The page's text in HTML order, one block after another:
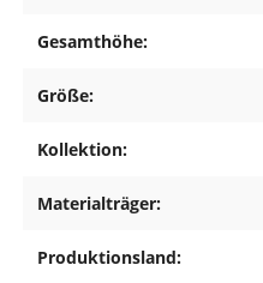
Gesamthöhe:
Größe:
Kollektion:
Materialträger:
Produktionsland: